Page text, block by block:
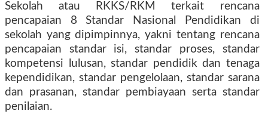
Sekolah atau RKKS/RKM terkait rencana
pencapaian 8 Standar Nasional Pendidikan di
sekolah yang dipimpinnya, yakni tentang rencana
pencapaian standar isi, standar proses, standar
kompetensi lulusan, standar pendidik dan tenaga
kependidikan, standar pengelolaan, standar sarana
dan prasanan, standar pembiayaan serta standar
penilaian.